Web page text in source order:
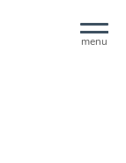
menu